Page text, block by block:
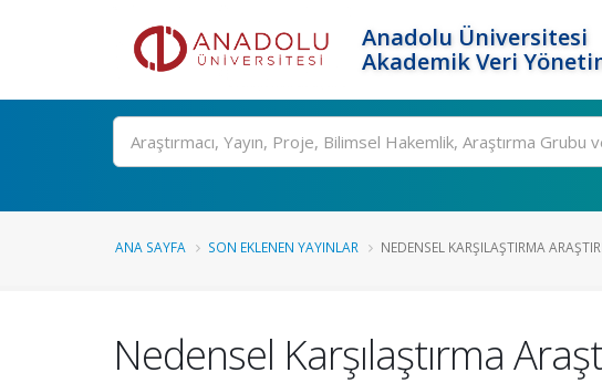
Anadolu Üniversitesi
Akademik Veri
Ara
ANA SAYFA SON EKLENEN YAYINLAR NEDENSEL KARŞILAŞTIRMA
Nedensel Karşılaştırma